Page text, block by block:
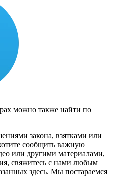
можно также найти по
закона, взятками или
сообщить важную
или другими материалами,
свяжитесь с нами любым
здесь. Мы постараемся